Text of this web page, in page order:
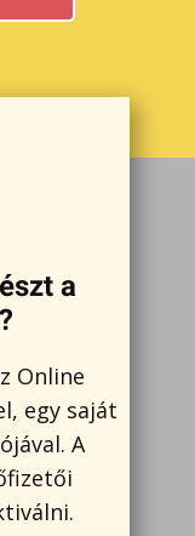
a
Online
egy saját
A